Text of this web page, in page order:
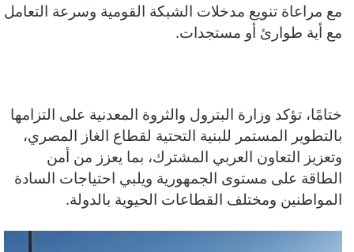
مع مراعاة تنويع مدخلات الشبكة القومية وسرعة التعامل
مع أية طوارئ أو مستجدات.
ختامًا، تؤكد وزارة البترول والثروة المعدنية على التزامها
بالتطوير المستمر للبنية التحتية لقطاع الغاز المصري،
وتعزيز التعاون العربي المشترك، بما يعزز من أمن
الطاقة على مستوى الجمهورية ويلبي احتياجات السادة
المواطنين ومختلف القطاعات الحيوية بالدولة.